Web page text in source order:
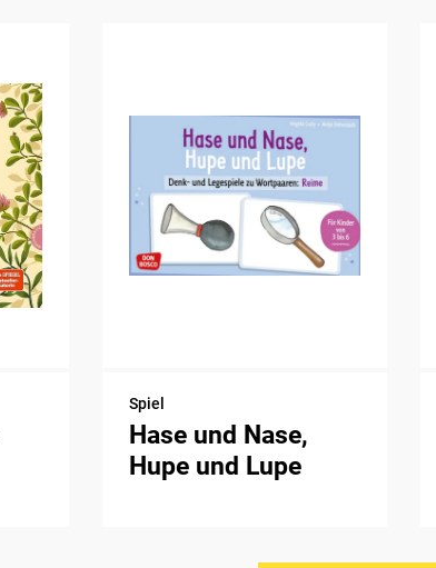
Spiel
Hase und Nase,
Hupe und Lupe